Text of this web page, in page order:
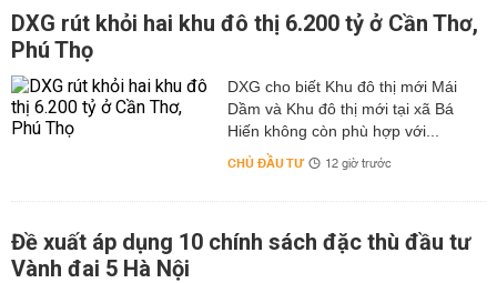
DXG rút khỏi hai khu đô thị 6.200 tỷ ở Cần Thơ,
Phú Thọ
DXG cho biết Khu đô thị mới Mái
Dầm và Khu đô thị mới tại xã Bá
Hiến không còn phù hợp với...
CHỦ ĐẦU TƯ 12 giờ trước
Đề xuất áp dụng 10 chính sách đặc thù đầu tư
Vành đai 5 Hà Nội